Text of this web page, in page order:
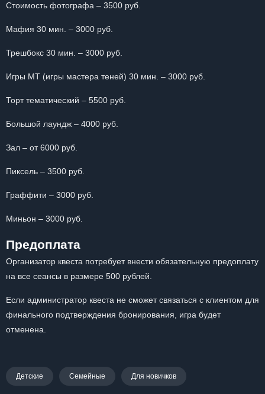
Стоимость фотографа – 3500 руб.
Мафия 30 мин. – 3000 руб.
Трешбокс 30 мин. – 3000 руб.
Игры МТ (игры мастера теней) 30 мин. – 3000 руб.
Торт тематический – 5500 руб.
Большой лаундж – 4000 руб.
Зал – от 6000 руб.
Пиксель – 3500 руб.
Граффити – 3000 руб.
Миньон – 3000 руб.
Предоплата
Организатор квеста потребует внести обязательную предоплату
на все сеансы в размере 500 рублей.
Если администратор квеста не сможет связаться с клиентом для
финального подтверждения бронирования, игра будет
отменена.
Детские Семейные Для новичков